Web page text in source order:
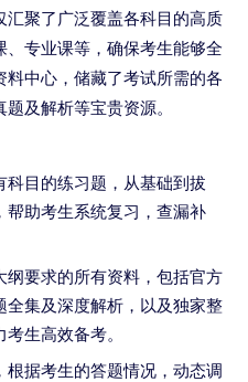
聚了广泛覆盖各科目的高质
专业课等，确保考生能够全
中心，储藏了考试所需的各
及解析等宝贵资源。
科目的练习题，从基础到拔
帮助考生系统复习，查漏补
纲要求的所有资料，包括官方
集及深度解析，以及独家整
生高效备考。
根据考生的答题情况，动态调